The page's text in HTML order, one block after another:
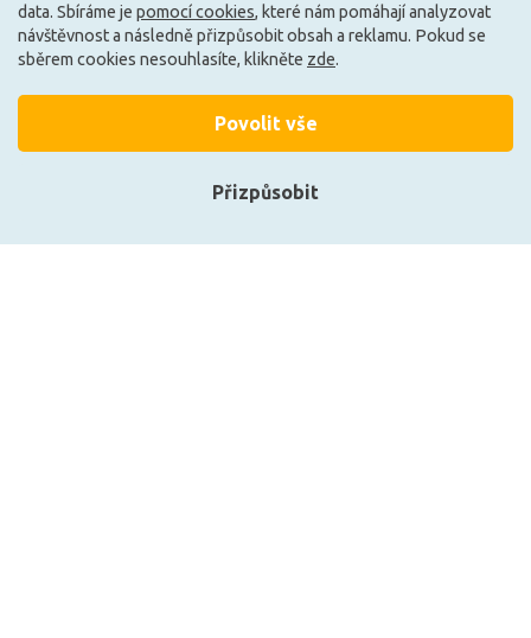
Ze stejné kolekce
data. Sbíráme je pomocí cookies, které nám pomáhají analyzovat
návštěvnost a následně přizpůsobit obsah a reklamu. Pokud se
sběrem cookies nesouhlasíte, klikněte zde.
Přizpůsobit
Povolit vše